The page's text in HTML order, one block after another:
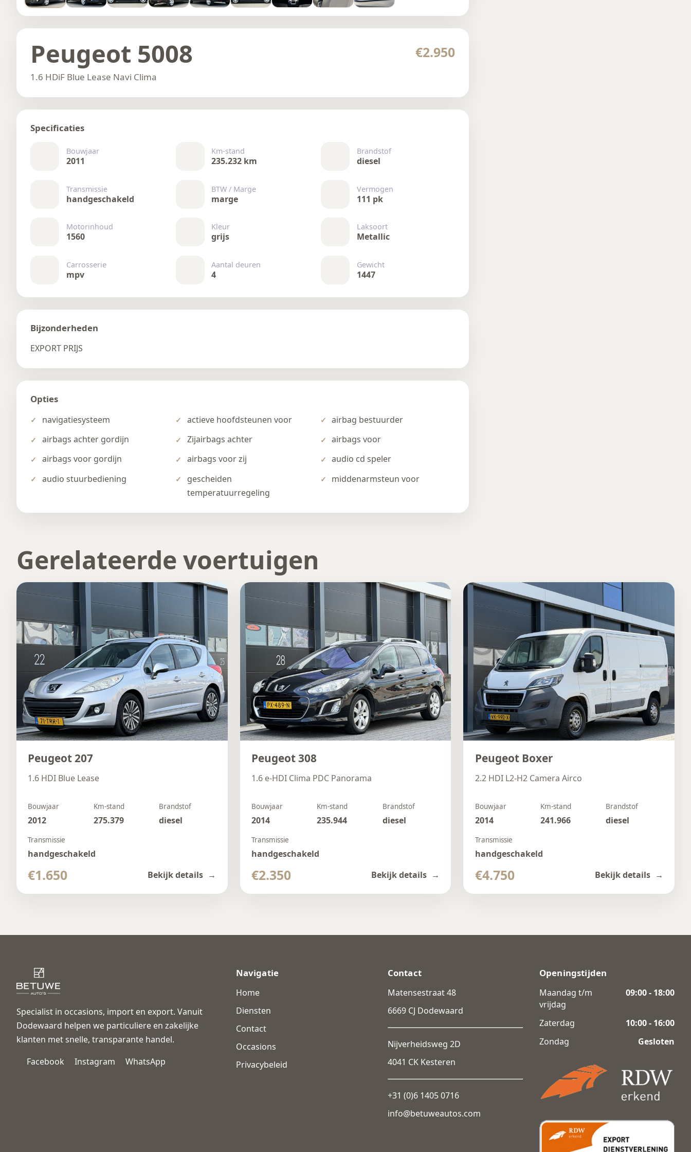
Peugeot 5008
1.6 HDiF Blue Lease Navi Clima
€2.950
Specificaties
Bouwjaar
2011
Km-stand
235.232 km
Brandstof
diesel
Transmissie
handgeschakeld
BTW / Marge
marge
Vermogen
111 pk
Motorinhoud
1560
Kleur
grijs
Laksoort
Metallic
Carrosserie
mpv
Aantal deuren
4
Gewicht
1447
Bijzonderheden
EXPORT PRIJS
Opties
navigatiesysteem actieve hoofdsteunen voor
airbag bestuurder
airbags achter gordijn
Zijairbags achter
airbags voor
airbags voor gordijn
airbags voor zij
audio cd speler
audio stuurbediening
gescheiden
temperatuurregeling
middenarmsteun voor
Gerelateerde voertuigen
Peugeot 207
1.6 HDI Blue Lease
Bouwjaar
2012
Km-stand
275.379
Brandstof
diesel
Transmissie
handgeschakeld
€1.650 Bekijk details
Peugeot 308
1.6 e-HDI Clima PDC Panorama
Bouwjaar
2014
Km-stand
235.944
Brandstof
diesel
Transmissie
handgeschakeld
€2.350 Bekijk details
Peugeot Boxer
2.2 HDI L2-H2 Camera Airco
Bouwjaar
2014
Km-stand
241.966
Brandstof
diesel
Transmissie
handgeschakeld
€4.750 Bekijk details
Specialist in occasions, import en export. Vanuit
Dodewaard helpen we particuliere en zakelijke
klanten met snelle, transparante handel.
Facebook
Instagram WhatsApp
Navigatie
Home
Diensten
Contact
Occasions
Privacybeleid
Contact
Matensestraat 48
6669 CJ Dodewaard
Nijverheidsweg 2D
4041 CK Kesteren
+31 (0)6 1405 0716
info@betuweautos.com
Openingstijden
Maandag t/m
vrijdag
09:00 - 18:00
Zaterdag
10:00 - 16:00
Zondag
Gesloten